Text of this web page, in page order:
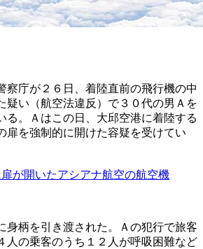
察庁が２６日、着陸直前の飛行機の中
疑い（航空法違反）で３０代の男Ａを
る。Ａはこの日、大邱空港に着陸する
扉を強制的に開けた容疑を受けてい
が開いたアシアナ航空の航空機
身柄を引き渡された。Ａの犯行で旅客
人の乗客のうち１２人が呼吸困難など